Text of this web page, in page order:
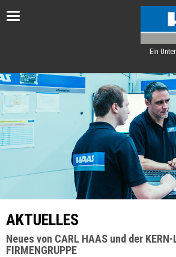
Toggle
Ein
AKTUELLES
Neues von CARL HAAS und der KERN-
FIRMENGRUPPE